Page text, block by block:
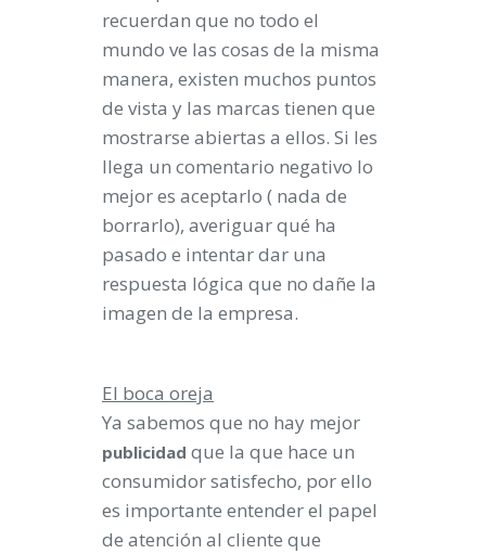
recuerdan que no todo el
mundo ve las cosas de la misma
manera, existen muchos puntos
de vista y las marcas tienen que
mostrarse abiertas a ellos. Si les
llega un comentario negativo lo
mejor es aceptarlo ( nada de
borrarlo), averiguar qué ha
pasado e intentar dar una
respuesta lógica que no dañe la
imagen de la empresa.
El boca oreja
Ya sabemos que no hay mejor
publicidad que la que hace un
consumidor satisfecho, por ello
es importante entender el papel
de atención al cliente que